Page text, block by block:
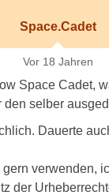
Space.Cadet
Vor 18 Jahren
Space Cadet,
den selber
Dauerte
gern verwenden,
der